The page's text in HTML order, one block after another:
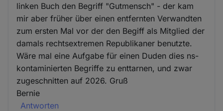
linken Buch den Begriff "Gutmensch" - der kam
mir aber früher über einen entfernten Verwandten
zum ersten Mal vor der den Begiff als Mitglied der
damals rechtsextremen Republikaner benutzte.
Wäre mal eine Aufgabe für einen Duden dies ns-
kontaminierten Begriffe zu enttarnen, und zwar
zugeschnitten auf 2026. Gruß
Bernie
Antworten